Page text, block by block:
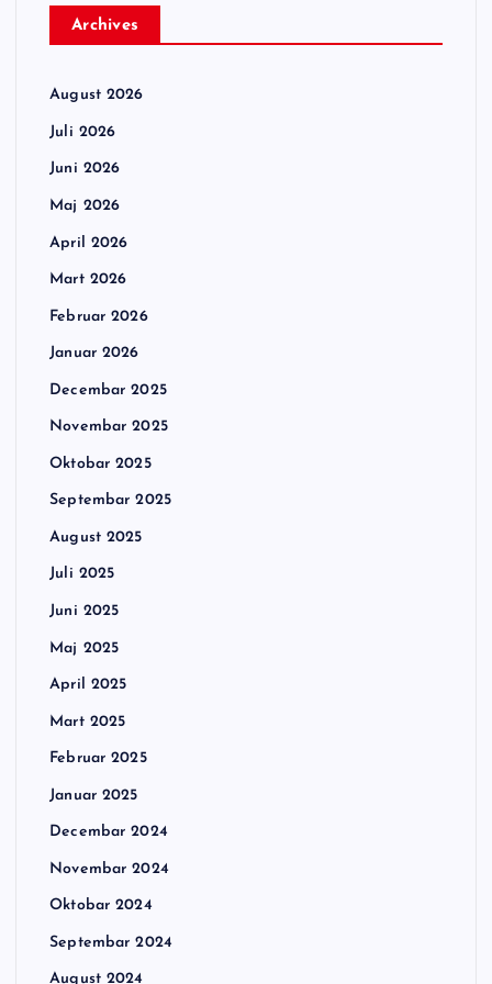
Archives
August 2026
Juli 2026
Juni 2026
Maj 2026
April 2026
Mart 2026
Februar 2026
Januar 2026
Decembar 2025
Novembar 2025
Oktobar 2025
Septembar 2025
August 2025
Juli 2025
Juni 2025
Maj 2025
April 2025
Mart 2025
Februar 2025
Januar 2025
Decembar 2024
Novembar 2024
Oktobar 2024
Septembar 2024
August 2024